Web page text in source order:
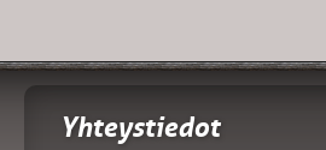
Yhteystiedot